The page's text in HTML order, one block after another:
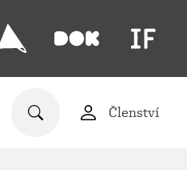
Členství